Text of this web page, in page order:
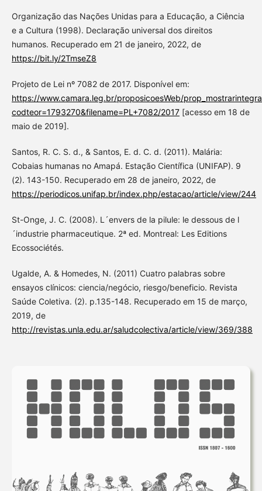
Organização das Nações Unidas para a Educação, a Ciência
e a Cultura (1998). Declaração universal dos direitos
humanos. Recuperado em 21 de janeiro, 2022, de
https://bit.ly/2TmseZ8
Projeto de Lei nº 7082 de 2017. Disponível em:
https://www.camara.leg.br/proposicoesWeb/
codteor=1793270&filename=PL+7082/2017[acesso em 18 de
maio de 2019].
Santos, R. C. S. d., & Santos, E. d. C. d. (2011). Malária:
Cobaias humanas no Amapá. Estação Científica (UNIFAP). 9
(2). 143-150. Recuperado em 28 de janeiro, 2022, de
https://periodicos.unifap.br/index.php/estacao/article/view/244
St-Onge, J. C. (2008). L´envers de la pilule: le dessous de l
´industrie pharmaceutique. 2ª ed. Montreal: Les Editions
Ecossociétés.
Ugalde, A. & Homedes, N. (2011) Cuatro palabras sobre
ensayos clínicos: ciencia/negócio, riesgo/beneficio. Revista
Saúde Coletiva. (2). p.135-148. Recuperado em 15 de março,
2019, de
http://revistas.unla.edu.ar/saludcolectiva/article/view/369/388